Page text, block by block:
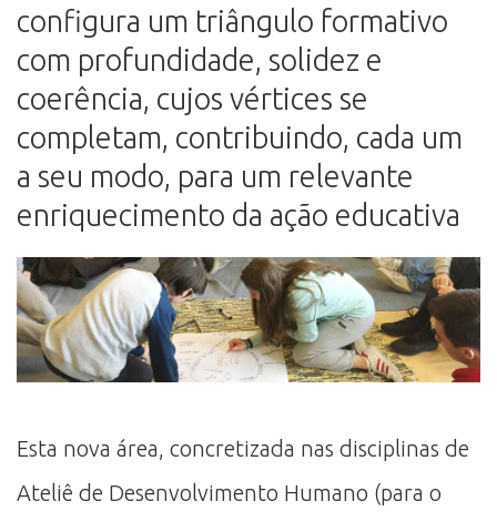
configura um triângulo formativo
com profundidade, solidez e
coerência, cujos vértices se
completam, contribuindo, cada um
a seu modo, para um relevante
enriquecimento da ação educativa
Esta nova área, concretizada nas disciplinas de
Ateliê de Desenvolvimento Humano (para o